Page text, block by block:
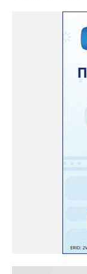
однажды
Жители писали в
пытались
– рассказали в
они добились,
этого